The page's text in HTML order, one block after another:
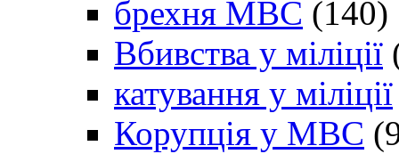
брехня МВС (140)
Вбивства у міліції
катування у міліції
Корупція у МВС